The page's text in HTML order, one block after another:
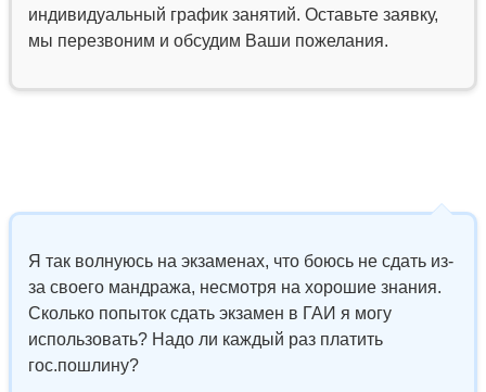
индивидуальный график занятий. Оставьте заявку,
мы перезвоним и обсудим Ваши пожелания.
Я так волнуюсь на экзаменах, что боюсь не сдать из-
за своего мандража, несмотря на хорошие знания.
Сколько попыток сдать экзамен в ГАИ я могу
использовать? Надо ли каждый раз платить
гос.пошлину?